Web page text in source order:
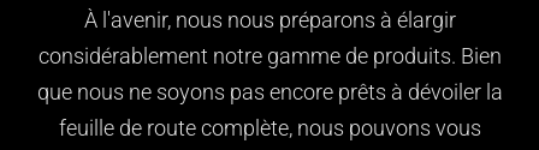
À l'avenir, nous nous préparons à élargir
considérablement notre gamme de produits. Bien
que nous ne soyons pas encore prêts à dévoiler la
feuille de route complète, nous pouvons vous